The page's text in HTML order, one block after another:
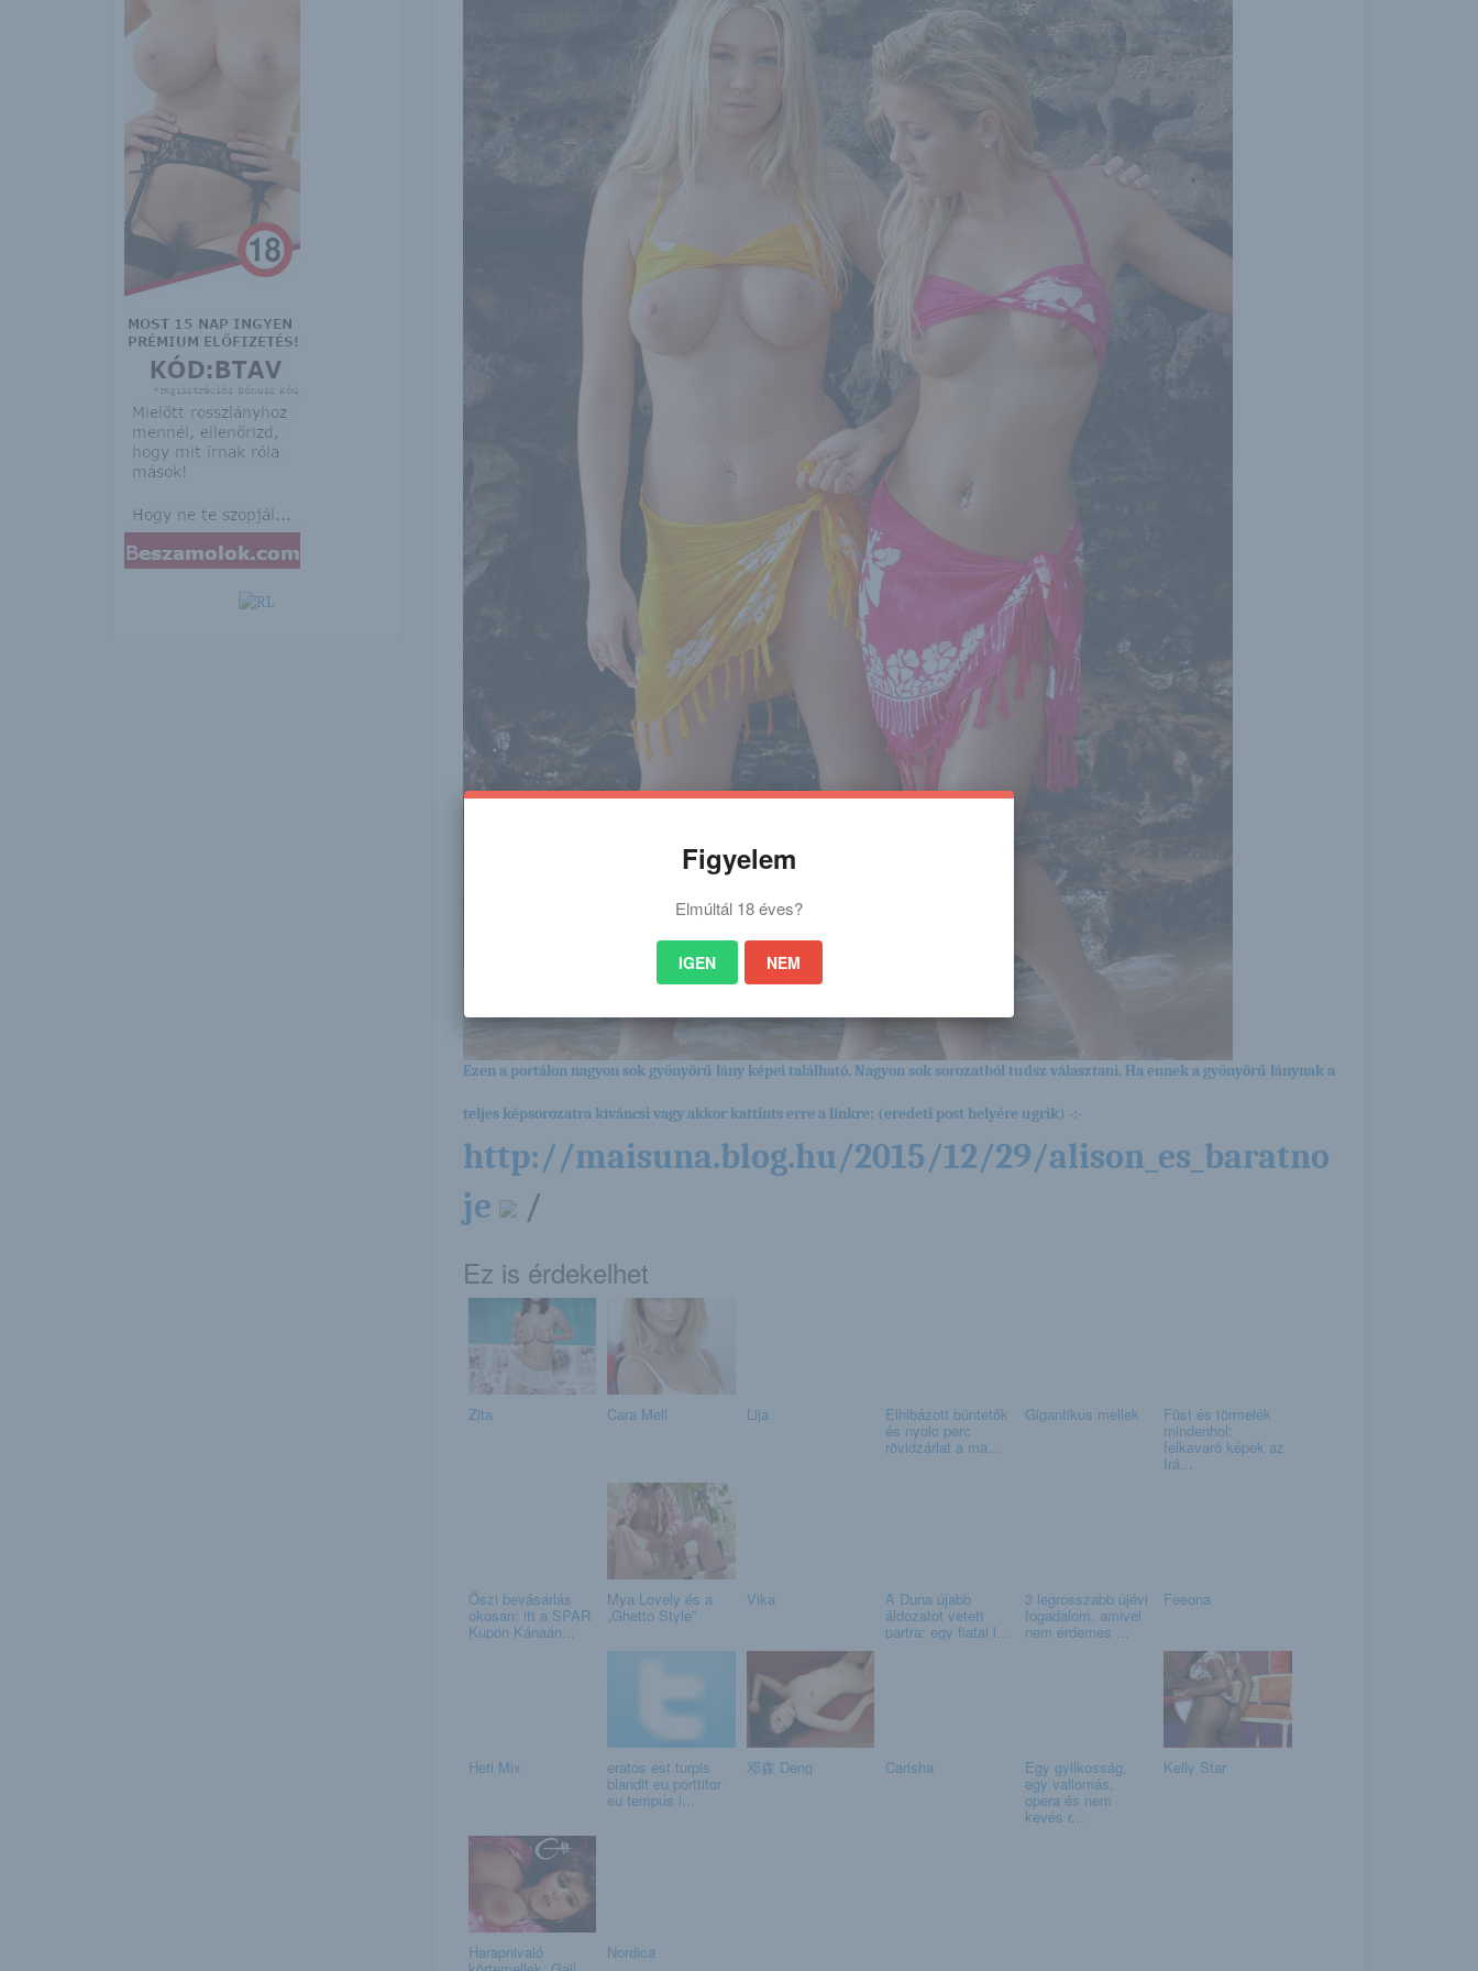
Ezen a portálon nagyon sok gyönyörű lány képei található. Nagyon sok sorozatból tudsz választani. Ha ennek a gyönyörű lánynak a
teljes képsorozatra kíváncsi vagy akkor kattints erre a linkre: (eredeti post helyére ugrik) -:-
http://maisuna.blog.hu/2015/12/29/alison_es_baratno
je
/
Ez is érdekelhet
Zita Cara Mell Lija Elhibázott büntetők
és nyolc perc
rövidzárlat a ma...
Gigantikus mellek Füst és törmelék
mindenhol:
felkavaró képek az
Irá...
Őszi bevásárlás
okosan: itt a SPAR
Kupon Kánaán...
Mya Lovely és a
„Ghetto Style”
Vika A Duna újabb
áldozatot vetett
partra: egy fiatal l...
3 legrosszabb újévi
fogadalom, amivel
nem érdemes ...
Feeona
Heti Mix eratos est turpis
blandit eu porttitor
eu tempus i...
邓森 Deng Carisha Egy gyilkosság,
egy vallomás,
opera és nem
kevés r...
Kelly Star
Harapnivaló Nordica
Figyelem
Elmúltál 18 éves?
IGEN NEM